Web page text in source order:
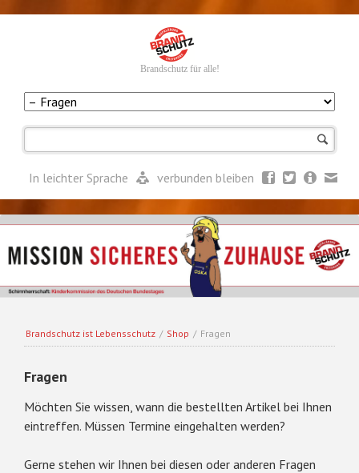
Brandschutz für alle!
In leichter Sprache verbunden bleiben
Brandschutz ist Lebensschutz / Shop / Fragen
Fragen
Möchten Sie wissen, wann die bestellten Artikel bei Ihnen
eintreffen. Müssen Termine eingehalten werden?
Gerne stehen wir Ihnen bei diesen oder anderen Fragen